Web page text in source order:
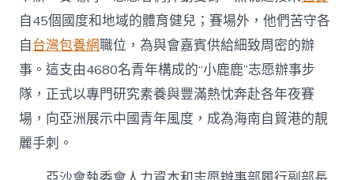
點
亮
亞
沙〉
中
自45個國度和地域的體育健兒；賽場外，他們苦守各
自台灣包養網職位，為與會嘉賓供給細致周密的辦
事。這支由4680名青年構成的“小鹿鹿”志愿辦事步
隊，正式以專門研究素養與豐滿熱忱奔赴各年夜賽
場，向亞洲展示中國青年風度，成為海南自貿港的靚
麗手刺。